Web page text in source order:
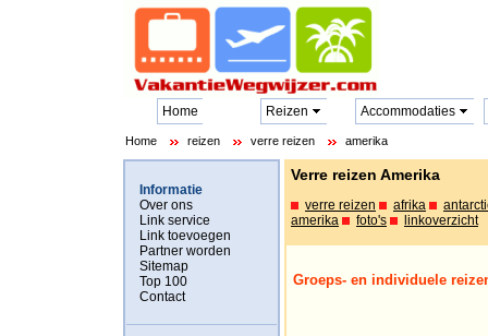
Home Reizen Accommodaties
Home reizen verre reizen amerika
Informatie
Over ons
Link service
Link toevoegen
Partner worden
Sitemap
Top 100
Contact
Verre reizen Amerika
verre reizen afrika
amerika
foto's linkoverzicht
Groeps- en individuele